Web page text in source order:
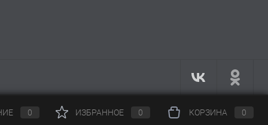
0 ИЗБРАННОЕ 0 КОРЗИНА 0